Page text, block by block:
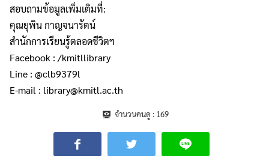
สอบถามข้อมูลเพิ่มเติมที่:
คุณยุพิน กาญจนารัตน์
สำนักการเรียนรู้ตลอดชีวิตฯ
Facebook : /kmitllibrary
Line : @clb9379l
E-mail : library@kmitl.ac.th
จำนวนคนดู : 169